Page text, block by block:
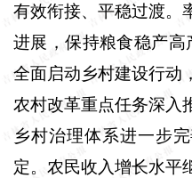
有效衔接、平稳过渡。
进展，保持粮食稳产高
全面启动乡村建设行动
农村改革重点任务深入
乡村治理体系进一步
定。农民收入增长水平